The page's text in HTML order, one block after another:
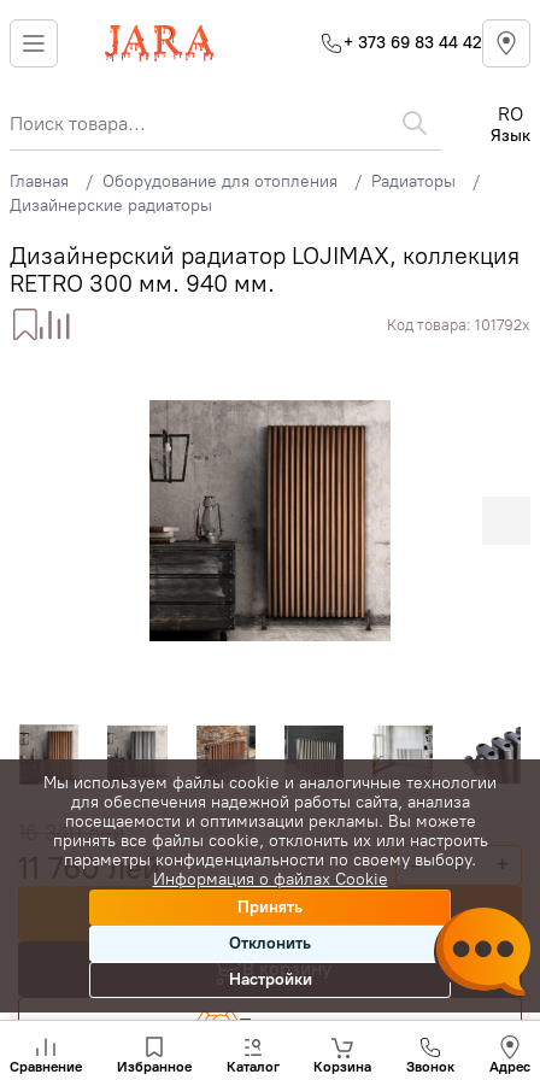
+ 373 69 83 44 42
RO
Язык
Главная Оборудование для отопления
Радиаторы
Дизайнерские радиаторы
Дизайнерский радиатор LOJIMAX, коллекция
RETRO 300 мм. 940 мм.
Код товара: 101792x
16 340лей
11 760лей - +
Купить сейчас
В корзину
Торговаться
Сравнение Избранное Каталог Корзина Звонок Адрес
нам
+(373)
Мы используем файлы cookie и аналогичные технологии
для обеспечения надежной работы сайта, анализа
посещаемости и оптимизации рекламы. Вы можете
принять все файлы cookie, отклонить их или настроить
параметры конфиденциальности по своему выбору.
Информация о файлах Cookie
Принять
Отклонить
Настройки